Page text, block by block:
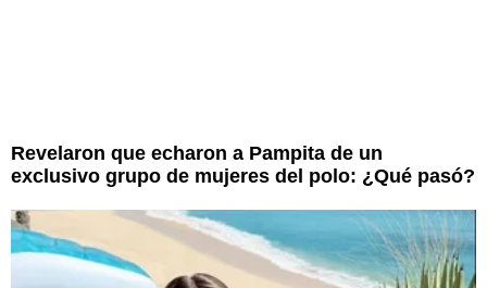
Revelaron que echaron a Pampita de un
exclusivo grupo de mujeres del polo: ¿Qué pasó?